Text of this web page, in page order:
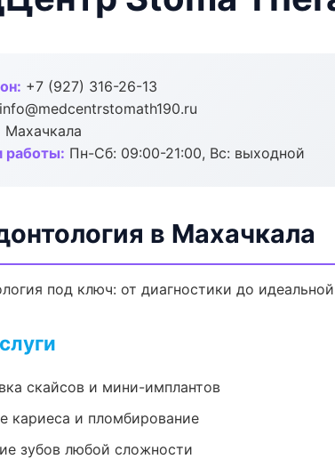
+7 (927) 316-26-13
info@medcentrstomath190.ru
Махачкала
работы: Пн-Сб: 09:00-21:00, Вс: выходной
в Махачкала
под ключ: от диагностики до
скайсов и мини-имплантов
кариеса и пломбирование
зубов любой сложности